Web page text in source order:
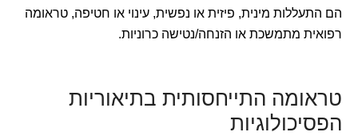
הם התעללות מינית, פיזית או נפשית, עינוי או חטיפה, טראומה
רפואית מתמשכת או הזנחה/נטישה כרוניות.
טראומה התייחסותית בתיאוריות
הפסיכולוגיות